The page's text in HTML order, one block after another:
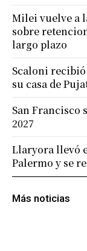
Más noticias
Milei vuelve a
sobre
largo plazo
Scaloni
su casa de
San Francisco
2027
Llaryora llevó
Palermo y se